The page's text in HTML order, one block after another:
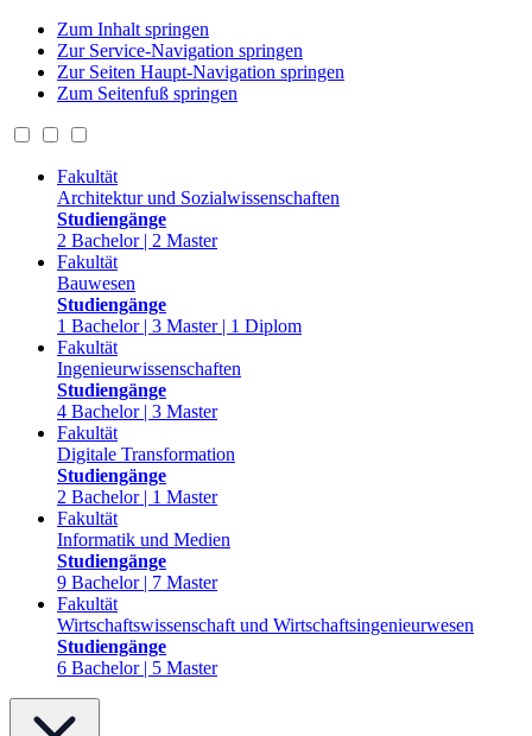
Zum Inhalt springen
Zur Service-Navigation springen
Zur Seiten Haupt-Navigation springen
Zum Seitenfuß springen
Fakultät
Architektur und Sozialwissenschaften
Studiengänge
2 Bachelor | 2 Master
Fakultät
Bauwesen
Studiengänge
1 Bachelor | 3 Master | 1 Diplom
Fakultät
Ingenieurwissenschaften
Studiengänge
4 Bachelor | 3 Master
Fakultät
Digitale Transformation
Studiengänge
2 Bachelor | 1 Master
Fakultät
Informatik und Medien
Studiengänge
9 Bachelor | 7 Master
Fakultät
Wirtschaftswissenschaft und Wirtschaftsingenieurwesen
Studiengänge
6 Bachelor | 5 Master